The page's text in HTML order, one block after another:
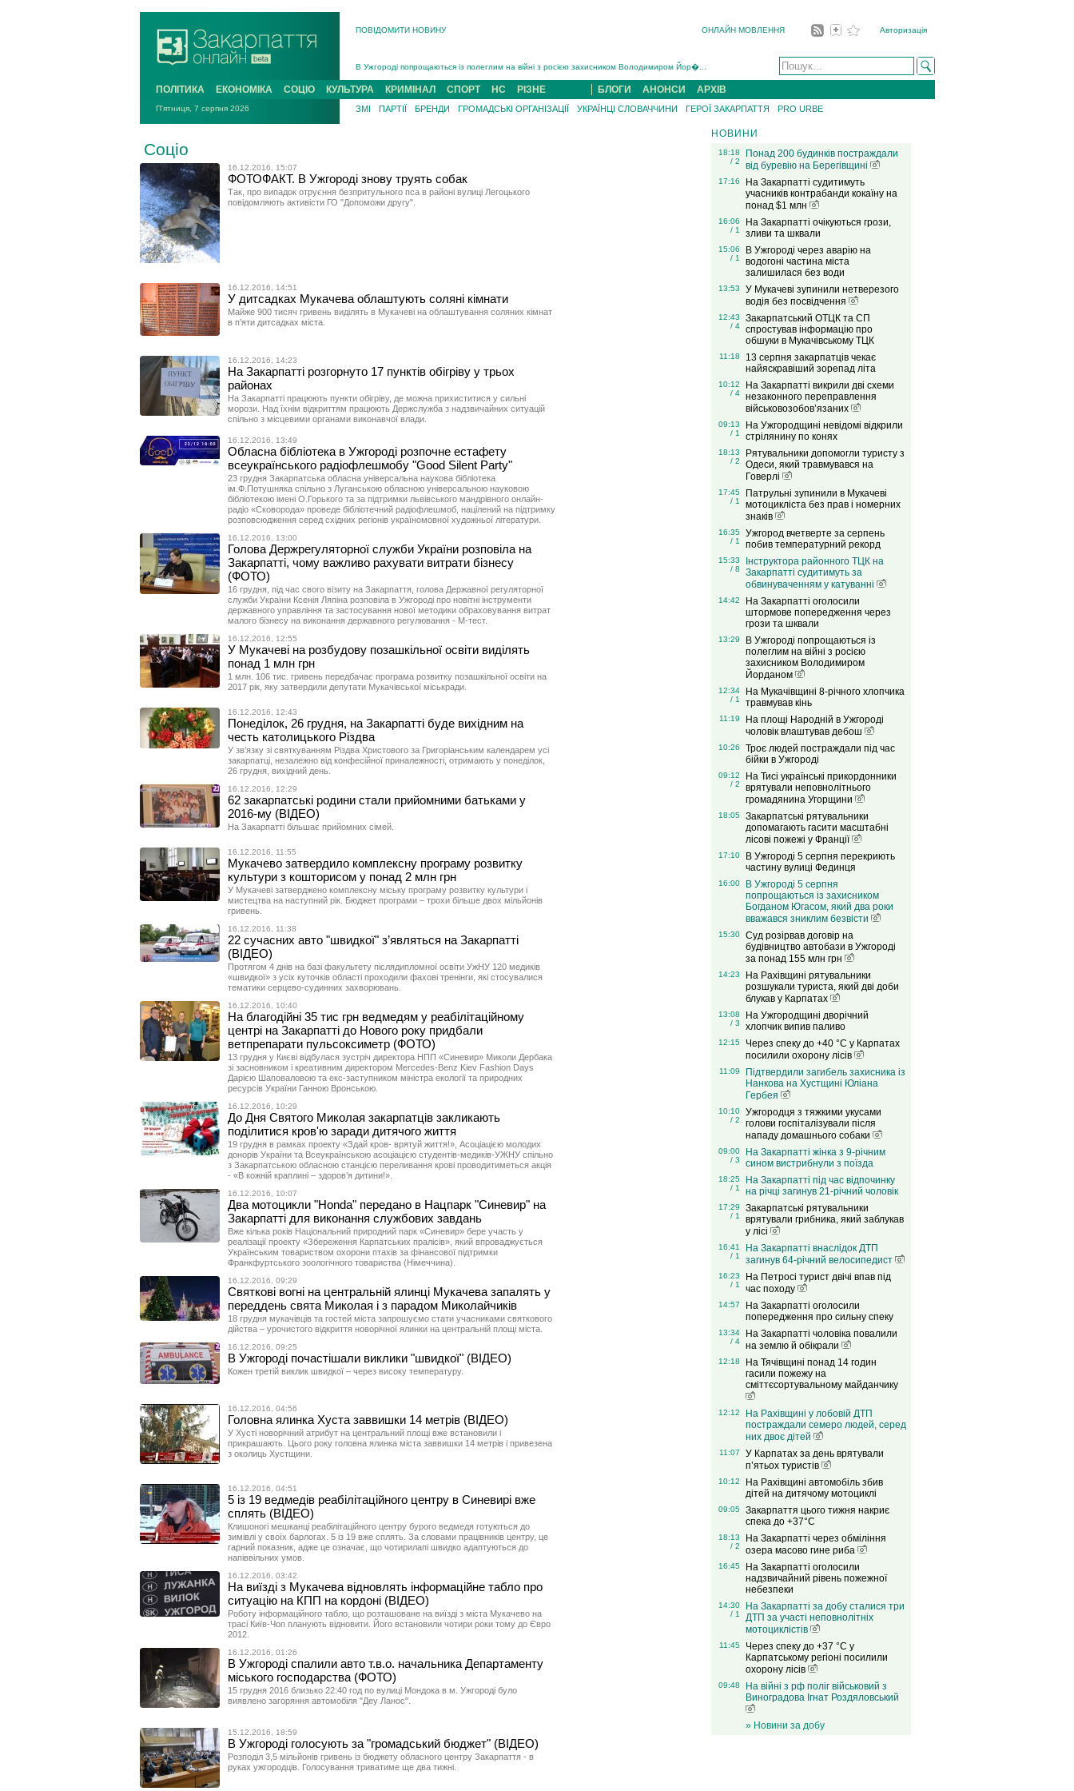
ПОВІДОМИТИ НОВИНУ ОНЛАЙН МОВЛЕННЯ Авторизація
В Ужгороді попрощаються із полеглим на війні з росією захисником Володимиром Йор�...
В Ужгороді 5 серпня попрощаються із захисником Богданом Югасом, який два роки �...
Підтвердили загибель захисника із Нанкова на Хустщині Юліана Гербея (ФОТО)[/gree...
На війні з рф поліг військовий з Виноградова Ігнат Роздяловський (ФОТО)...
ПОЛІТИКА ЕКОНОМІКА СОЦІО КУЛЬТУРА КРИМІНАЛ СПОРТ НС РІЗНЕ БЛОГИ АНОНСИ АРХІВ
П'ятниця, 7 серпня 2026 ЗМІ ПАРТІЇ БРЕНДИ ГРОМАДСЬКІ ОРГАНІЗАЦІЇ УКРАЇНЦІ СЛОВАЧЧИНИ ГЕРОЇ ЗАКАРПАТТЯ PRO URBE
Соціо
16.12.2016, 15:07
ФОТОФАКТ. В Ужгороді знову труять собак
Так, про випадок отруєння безпритульного пса в районі вулиці Легоцького
повідомляють активісти ГО "Допоможи другу".
16.12.2016, 14:51
У дитсадках Мукачева облаштують соляні кімнати
Майже 900 тисяч гривень виділять в Мукачеві на облаштування соляних кімнат
в п’яти дитсадках міста.
16.12.2016, 14:23
На Закарпатті розгорнуто 17 пунктів обігріву у трьох
районах
На Закарпатті працюють пункти обігріву, де можна прихиститися у сильні
морози. Над їхнім відкриттям працюють Держслужба з надзвичайних ситуацій
спільно з місцевими органами виконавчої влади.
16.12.2016, 13:49
Обласна бібліотека в Ужгороді розпочне естафету
всеукраїнського радіофлешмобу "Good Silent Party"
23 грудня Закарпатська обласна універсальна наукова бібліотека
ім.Ф.Потушняка спільно з Луганською обласною універсальною науковою
бібліотекою імені О.Горького та за підтримки львівського мандрівного онлайн-
радіо «Сковорода» проведе бібліотечний радіофлешмоб, націлений на підтримку
розповсюдження серед східних регіонів україномовної художньої літератури.
16.12.2016, 13:00
Голова Держрегуляторної служби України розповіла на
Закарпатті, чому важливо рахувати витрати бізнесу
(ФОТО)
16 грудня, під час свого візиту на Закарпаття, голова Державної регуляторної
служби України Ксенія Ляпіна розповіла в Ужгороді про новітні інструменти
державного управління та застосування нової методики обраховування витрат
малого бізнесу на виконання державного регулювання - М-тест.
16.12.2016, 12:55
У Мукачеві на розбудову позашкільної освіти виділять
понад 1 млн грн
1 млн. 106 тис. гривень передбачає програма розвитку позашкільної освіти на
2017 рік, яку затвердили депутати Мукачівської міськради.
16.12.2016, 12:43
Понеділок, 26 грудня, на Закарпатті буде вихідним на
честь католицького Різдва
У зв’язку зі святкуванням Різдва Христового за Григоріанським календарем усі
закарпатці, незалежно від конфесійної приналежності, отримають у понеділок,
26 грудня, вихідний день.
16.12.2016, 12:29
62 закарпатські родини стали прийомними батьками у
2016-му (ВІДЕО)
На Закарпатті більшає прийомних сімей.
16.12.2016, 11:55
Мукачево затвердило комплексну програму розвитку
культури з кошторисом у понад 2 млн грн
У Мукачеві затверджено комплексну міську програму розвитку культури і
мистецтва на наступний рік. Бюджет програми – трохи більше двох мільйонів
гривень.
16.12.2016, 11:38
22 сучасних авто "швидкої" з’являться на Закарпатті
(ВІДЕО)
Протягом 4 днів на базі факультету післядипломної освіти УжНУ 120 медиків
«швидкої» з усіх куточків області проходили фахові тренінги, які стосувалися
тематики серцево-судинних захворювань.
16.12.2016, 10:40
На благодійні 35 тис грн ведмедям у реабілітаційному
центрі на Закарпатті до Нового року придбали
ветпрепарати пульсоксиметр (ФОТО)
13 грудня у Києві відбулася зустріч директора НПП «Синевир» Миколи Дербака
зі засновником і креативним директором Mercedes-Benz Kiev Fashion Days
Дарією Шаповаловою та екс-заступником міністра екології та природних
ресурсів України Ганною Вронською.
16.12.2016, 10:29
До Дня Святого Миколая закарпатців закликають
поділитися кров'ю заради дитячого життя
19 грудня в рамках проекту «Здай кров- врятуй життя!», Асоціацією молодих
донорів України та Всеукраїнською асоціацією студентів-медиків-УЖНУ спільно
з Закарпатською обласною станцією переливання крові проводитиметься акція
- «В кожній краплині – здоров’я дитини!».
16.12.2016, 10:07
Два мотоцикли "Honda" передано в Нацпарк "Синевир" на
Закарпатті для виконання службових завдань
Вже кілька років Національний природний парк «Синевир» бере участь у
реалізації проекту «Збереження Карпатських пралісів», який впроваджується
Українським товариством охорони птахів за фінансової підтримки
Франкфуртського зоологічного товариства (Німеччина).
16.12.2016, 09:29
Святкові вогні на центральній ялинці Мукачева запалять у
переддень свята Миколая і з парадом Миколайчиків
18 грудня мукачівців та гостей міста запрошуємо стати учасниками святкового
дійства – урочистого відкриття новорічної ялинки на центральній площі міста.
16.12.2016, 09:25
В Ужгороді почастішали виклики "швидкої" (ВІДЕО)
Кожен третій виклик швидкої – через високу температуру.
16.12.2016, 04:56
Головна ялинка Хуста заввишки 14 метрів (ВІДЕО)
У Хусті новорічний атрибут на центральний площі вже встановили і
прикрашають. Цього року головна ялинка міста заввишки 14 метрів і привезена
з околиць Хустщини.
16.12.2016, 04:51
5 із 19 ведмедів реабілітаційного центру в Синевирі вже
сплять (ВІДЕО)
Клишоногі мешканці реабілітаційного центру бурого ведмедя готуються до
зимівлі у своїх барлогах. 5 із 19 вже сплять. За словами працівників центру, це
гарний показник, адже це означає, що чотирилапі швидко адаптуються до
напіввільних умов.
16.12.2016, 03:42
На виїзді з Мукачева відновлять інформаційне табло про
ситуацію на КПП на кордоні (ВІДЕО)
Роботу інформаційного табло, що розташоване на виїзді з міста Мукачево на
трасі Київ-Чоп планують відновити. Його встановили чотири роки тому до Євро
2012.
16.12.2016, 01:26
В Ужгороді спалили авто т.в.о. начальника Департаменту
міського господарства (ФОТО)
15 грудня 2016 близько 22:40 год по вулиці Мондока в м. Ужгороді було
виявлено загоряння автомобіля "Деу Ланос".
15.12.2016, 18:59
В Ужгороді голосують за "громадський бюджет" (ВІДЕО)
Розподіл 3,5 мільйонів гривень із бюджету обласного центру Закарпаття - в
руках ужгородців. Голосування триватиме ще два тижні.
НОВИНИ
18:18
/ 2
Понад 200 будинків постраждали
від буревію на Берегівщині
17:16
На Закарпатті судитимуть
учасників контрабанди кокаїну на
понад $1 млн
16:06
/ 1
На Закарпатті очікуються грози,
зливи та шквали
15:06
/ 1
В Ужгороді через аварію на
водогоні частина міста
залишилася без води
13:53
У Мукачеві зупинили нетверезого
водія без посвідчення
12:43
/ 4
Закарпатський ОТЦК та СП
спростував інформацію про
обшуки в Мукачівському ТЦК
11:18
13 серпня закарпатців чекає
найяскравіший зорепад літа
10:12
/ 4
На Закарпатті викрили дві схеми
незаконного переправлення
військовозобов’язаних
09:13
/ 1
На Ужгородщині невідомі відкрили
стрілянину по конях
18:13
/ 2
Рятувальники допомогли туристу з
Одеси, який травмувався на
Говерлі
17:45
/ 1
Патрульні зупинили в Мукачеві
мотоцикліста без прав і номерних
знаків
16:35
/ 1
Ужгород вчетверте за серпень
побив температурний рекорд
15:33
/ 8
Інструктора районного ТЦК на
Закарпатті судитимуть за
обвинуваченням у катуванні
14:42
На Закарпатті оголосили
штормове попередження через
грози та шквали
13:29
В Ужгороді попрощаються із
полеглим на війні з росією
захисником Володимиром
Йорданом
12:34
/ 1
На Мукачівщині 8-річного хлопчика
травмував кінь
11:19
На площі Народній в Ужгороді
чоловік влаштував дебош
10:26
Троє людей постраждали під час
бійки в Ужгороді
09:12
/ 2
На Тисі українські прикордонники
врятували неповнолітнього
громадянина Угорщини
18:05
Закарпатські рятувальники
допомагають гасити масштабні
лісові пожежі у Франції
17:10
В Ужгороді 5 серпня перекриють
частину вулиці Фединця
16:00
В Ужгороді 5 серпня
попрощаються із захисником
Богданом Югасом, який два роки
вважався зниклим безвісти
15:30
Суд розірвав договір на
будівництво автобази в Ужгороді
за понад 155 млн грн
14:23
На Рахівщині рятувальники
розшукали туриста, який дві доби
блукав у Карпатах
13:08
/ 3
На Ужгородщині дворічний
хлопчик випив паливо
12:15
Через спеку до +40 °C у Карпатах
посилили охорону лісів
11:09
Підтвердили загибель захисника із
Нанкова на Хустщині Юліана
Гербея
10:10
/ 2
Ужгородця з тяжкими укусами
голови госпіталізували після
нападу домашнього собаки
09:00
/ 3
На Закарпатті жінка з 9-річним
сином вистрибнули з поїзда
18:25
/ 1
На Закарпатті під час відпочинку
на річці загинув 21-річний чоловік
17:29
/ 1
Закарпатські рятувальники
врятували грибника, який заблукав
у лісі
16:41
/ 1
На Закарпатті внаслідок ДТП
загинув 64-річний велосипедист
16:23
/ 1
На Петросі турист двічі впав під
час походу
14:57
На Закарпатті оголосили
попередження про сильну спеку
13:34
/ 4
На Закарпатті чоловіка повалили
на землю й обікрали
12:18
На Тячівщині понад 14 годин
гасили пожежу на
сміттєсортувальному майданчику
12:12
На Рахівщині у лобовій ДТП
постраждали семеро людей, серед
них двоє дітей
11:07
У Карпатах за день врятували
п’ятьох туристів
10:12
На Рахівщині автомобіль збив
дітей на дитячому мотоциклі
09:05
Закарпаття цього тижня накриє
спека до +37°C
18:13
/ 2
На Закарпатті через обміління
озера масово гине риба
16:45
На Закарпатті оголосили
надзвичайний рівень пожежної
небезпеки
14:30
/ 1
На Закарпатті за добу сталися три
ДТП за участі неповнолітніх
мотоциклістів
11:45
Через спеку до +37 °C у
Карпатському регіоні посилили
охорону лісів
09:48
На війні з рф поліг військовий з
Виноградова Ігнат Роздяловський
» Новини за добу